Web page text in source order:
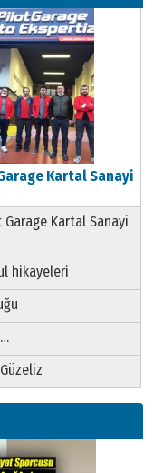
Kartal Sanayi
Kartal Sanayi
hikayeleri